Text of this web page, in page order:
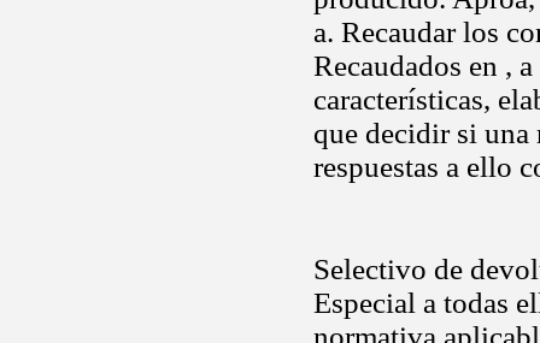
a. Recaudar los
Recaudados en ,
características,
que decidir si
respuestas a ello
Selectivo de
Especial a todas
normativa